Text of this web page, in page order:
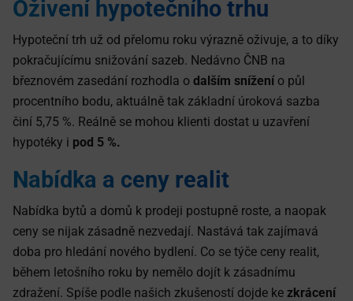
Oživení hypotečního trhu
Hypoteční trh už od přelomu roku výrazně oživuje, a to díky
pokračujícímu snižování sazeb. Nedávno ČNB na
březnovém zasedání rozhodla o dalším snížení o půl
procentního bodu, aktuálně tak základní úroková sazba
činí 5,75 %. Reálně se mohou klienti dostat u uzavření
hypotéky i pod 5 %.
Nabídka a ceny realit
Nabídka bytů a domů k prodeji postupně roste, a naopak
ceny se nijak zásadně nezvedají. Nastává tak zajímavá
doba pro hledání nového bydlení. Co se týče ceny realit,
během letošního roku by nemělo dojít k zásadnímu
zdražení. Spíše podle našich zkušeností dojde ke zkrácení